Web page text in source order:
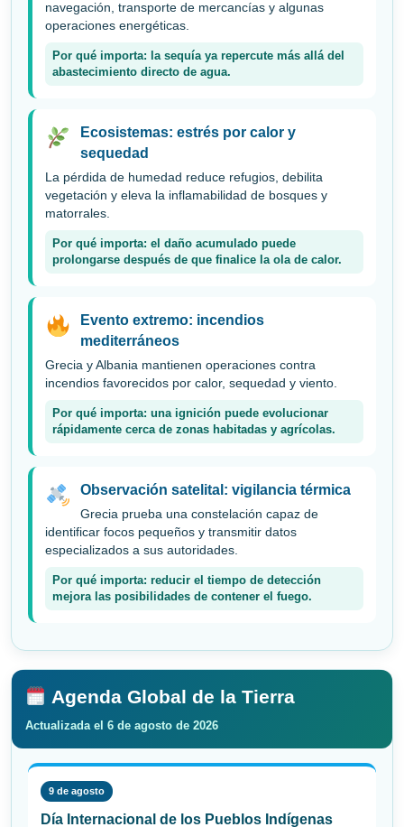
navegación, transporte de mercancías y algunas
operaciones energéticas.
Por qué importa: la sequía ya repercute más allá del
abastecimiento directo de agua.
Ecosistemas: estrés por calor y
sequedad
La pérdida de humedad reduce refugios, debilita
vegetación y eleva la inflamabilidad de bosques y
matorrales.
Por qué importa: el daño acumulado puede
prolongarse después de que finalice la ola de calor.
Evento extremo: incendios
mediterráneos
Grecia y Albania mantienen operaciones contra
incendios favorecidos por calor, sequedad y viento.
Por qué importa: una ignición puede evolucionar
rápidamente cerca de zonas habitadas y agrícolas.
Observación satelital: vigilancia térmica
Grecia prueba una constelación capaz de
identificar focos pequeños y transmitir datos
especializados a sus autoridades.
Por qué importa: reducir el tiempo de detección
mejora las posibilidades de contener el fuego.
Agenda Global de la Tierra
Actualizada el 6 de agosto de 2026
9 de agosto
Día Internacional de los Pueblos Indígenas